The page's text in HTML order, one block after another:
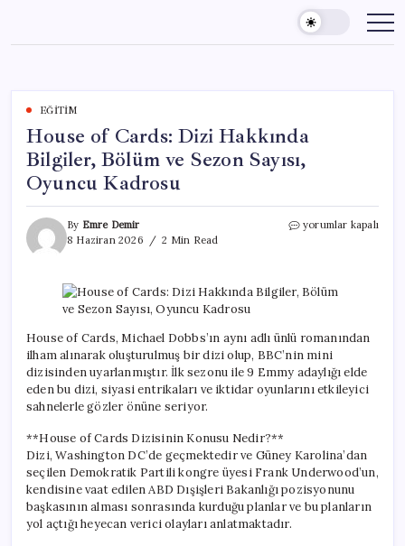
content
EĞITIM
House of Cards: Dizi Hakkında
Bilgiler, Bölüm ve Sezon Sayısı,
Oyuncu Kadrosu
By Emre Demir
8 Haziran 2026
2 Min Read
House
Hakkında
Bilgiler,
Sezon
Sayısı,
Oyuncu
Kadrosu
yorumlar kapalı
House of Cards, Michael Dobbs’ın aynı adlı ünlü romanından
ilham alınarak oluşturulmuş bir dizi olup, BBC’nin mini
dizisinden uyarlanmıştır. İlk sezonu ile 9 Emmy adaylığı elde
eden bu dizi, siyasi entrikaları ve iktidar oyunlarını etkileyici
sahnelerle gözler önüne seriyor.
**House of Cards Dizisinin Konusu Nedir?**
Dizi, Washington DC’de geçmektedir ve Güney Karolina’dan
seçilen Demokratik Partili kongre üyesi Frank Underwood’un,
kendisine vaat edilen ABD Dışişleri Bakanlığı pozisyonunu
başkasının alması sonrasında kurduğu planlar ve bu planların
yol açtığı heyecan verici olayları anlatmaktadır.